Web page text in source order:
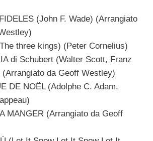
(John F. Wade) (Arrangiato
three kings) (Peter Cornelius)
di Schubert (Walter Scott, Franz
(Arrangiato da Geoff Westley)
DE NOËL (Adolphe C. Adam,
MANGER (Arrangiato da Geoff